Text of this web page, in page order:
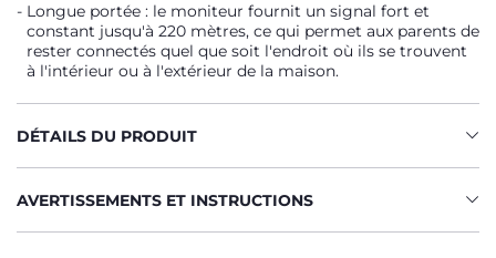
Longue portée : le moniteur fournit un signal fort et
constant jusqu'à 220 mètres, ce qui permet aux parents de
rester connectés quel que soit l'endroit où ils se trouvent
à l'intérieur ou à l'extérieur de la maison.
DÉTAILS DU PRODUIT
AVERTISSEMENTS ET INSTRUCTIONS